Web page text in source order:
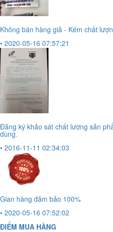
Không bán hàng giả - Kém chất
• 2020-05-16 07:57:21
Đăng ký khảo sát chất lượng sản
dùng.
• 2016-11-11 02:34:03
Gian hàng đảm bảo 100%
• 2020-05-16 07:52:02
ĐIỂM MUA HÀNG